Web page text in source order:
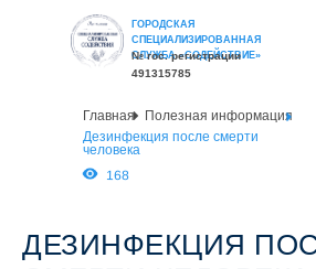
ГОРОДСКАЯ
СПЕЦИАЛИЗИРОВАННАЯ
СЛУЖБА «СОДЕЙСТВИЕ»
№ гос. регистрации
491315785
Главная Полезная информация
168
Дезинфекция после смерти
человека
ДЕЗИНФЕКЦИЯ